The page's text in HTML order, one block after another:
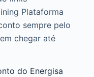
Plataforma
sempre pelo
chegar até
do Energisa